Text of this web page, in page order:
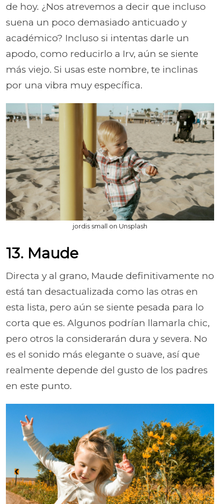
de hoy. ¿Nos atrevemos a decir que incluso
suena un poco demasiado anticuado y
académico? Incluso si intentas darle un
apodo, como reducirlo a Irv, aún se siente
más viejo. Si usas este nombre, te inclinas
por una vibra muy específica.
jordis small on Unsplash
13. Maude
Directa y al grano, Maude definitivamente no
está tan desactualizada como las otras en
esta lista, pero aún se siente pesada para lo
corta que es. Algunos podrían llamarla chic,
pero otros la considerarán dura y severa. No
es el sonido más elegante o suave, así que
realmente depende del gusto de los padres
en este punto.